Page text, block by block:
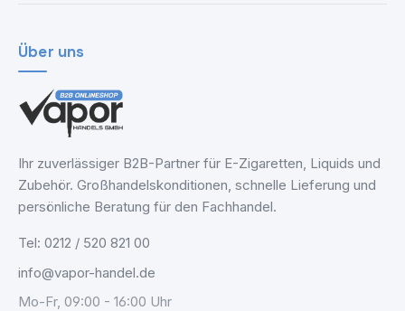
Über uns
Ihr zuverlässiger B2B-Partner für E-Zigaretten, Liquids und
Zubehör. Großhandelskonditionen, schnelle Lieferung und
persönliche Beratung für den Fachhandel.
Tel: 0212 / 520 821 00
info@vapor-handel.de
Mo-Fr, 09:00 - 16:00 Uhr